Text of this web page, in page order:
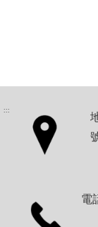
:::
電